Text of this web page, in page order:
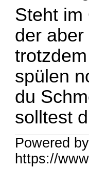
Steht im
der
spülen
du
solltest
Powered
https://